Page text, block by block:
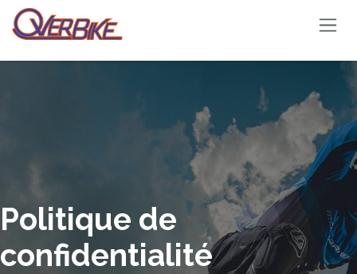
Se rendre au contenu
Politique de
confidentialité